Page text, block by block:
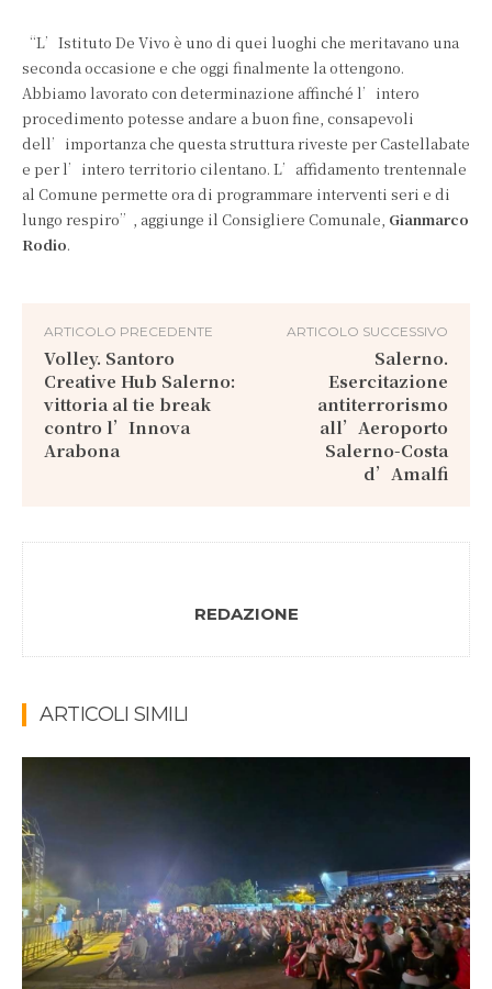
“L’Istituto De Vivo è uno di quei luoghi che meritavano una
seconda occasione e che oggi finalmente la ottengono.
Abbiamo lavorato con determinazione affinché l’intero
procedimento potesse andare a buon fine, consapevoli
dell’importanza che questa struttura riveste per Castellabate
e per l’intero territorio cilentano. L’affidamento trentennale
al Comune permette ora di programmare interventi seri e di
lungo respiro”, aggiunge il Consigliere Comunale, Gianmarco
Rodio.
ARTICOLO PRECEDENTE
Volley. Santoro
Creative Hub Salerno:
vittoria al tie break
contro l’Innova
Arabona
ARTICOLO SUCCESSIVO
Salerno.
Esercitazione
antiterrorismo
all’Aeroporto
Salerno-Costa
d’Amalfi
REDAZIONE
ARTICOLI SIMILI